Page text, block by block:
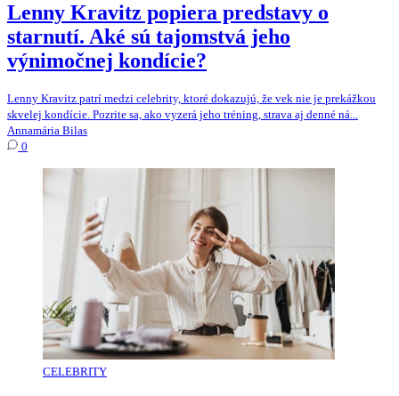
Lenny Kravitz popiera predstavy o
starnutí. Aké sú tajomstvá jeho
výnimočnej kondície?
Lenny Kravitz patrí medzi celebrity, ktoré dokazujú, že vek nie je prekážkou
skvelej kondície. Pozrite sa, ako vyzerá jeho tréning, strava aj denné ná...
Annamária Bilas
0
CELEBRITY